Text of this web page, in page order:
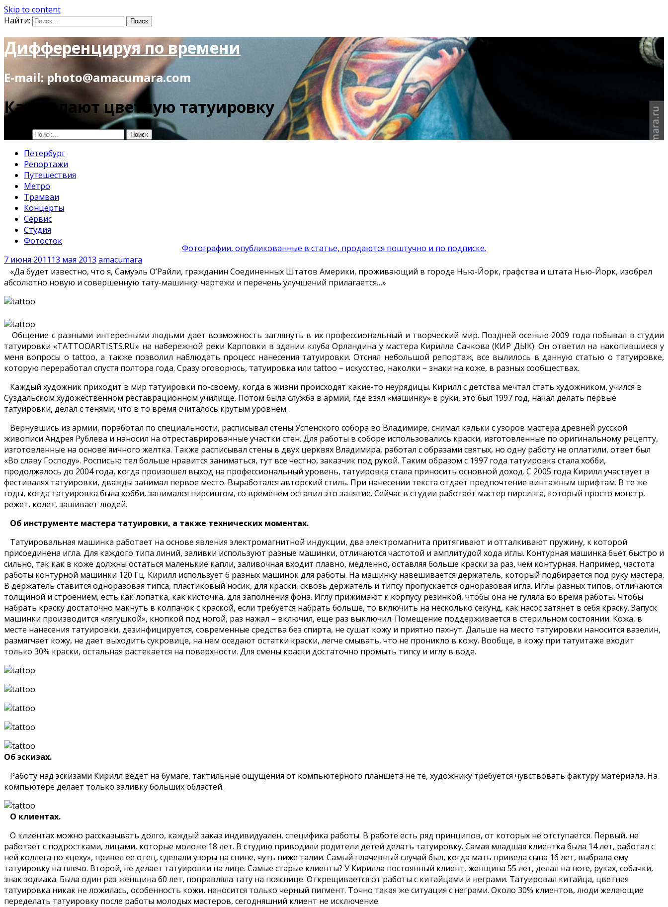
Skip to content
Найти:
Дифференцируя по времени
E-mail: photo@amacumara.com
Как делают цветную татуировку
Петербург
Репортажи
Путешествия
Метро
Трамваи
Концерты
Сервис
Студия
Фотосток
7 июня 2011 13 мая 2013 amacumara
Фотографии, опубликованные в статье, продаются поштучно и по подписке.
«Да будет известно, что я, Самуэль О’Райли, гражданин Соединенных Штатов Америки, проживающий в городе Нью-Йорк, графства и штата Нью-Йорк, изобрел
абсолютно новую и совершенную тату-машинку: чертежи и перечень улучшений прилагается…»
Общение с разными интересными людьми дает возможность заглянуть в их профессиональный и творческий мир. Поздней осенью 2009 года побывал в студии
татуировки «TATTOOARTISTS.RU» на набережной реки Карповки в здании клуба Орландина у мастера Кирилла Сачкова (КИР ДЫК). Он ответил на накопившиеся у
меня вопросы о tattoo, а также позволил наблюдать процесс нанесения татуировки. Отснял небольшой репортаж, все вылилось в данную статью о татуировке,
которую переработал спустя полтора года. Сразу оговорюсь, татуировка или tattoo – искусство, наколки – знаки на коже, в разных сообществах.
Каждый художник приходит в мир татуировки по-своему, когда в жизни происходят какие-то неурядицы. Кирилл с детства мечтал стать художником, учился в
Суздальском художественном реставрационном училище. Потом была служба в армии, где взял «машинку» в руки, это был 1997 год, начал делать первые
татуировки, делал с тенями, что в то время считалось крутым уровнем.
Вернувшись из армии, поработал по специальности, расписывал стены Успенского собора во Владимире, снимал кальки с узоров мастера древней русской
живописи Андрея Рублева и наносил на отреставрированные участки стен. Для работы в соборе использовались краски, изготовленные по оригинальному рецепту,
изготовленные на основе яичного желтка. Также расписывал стены в двух церквях Владимира, работал с образами святых, но одну работу не оплатили, ответ был
«Во славу Господу». Росписью тел больше нравится заниматься, тут все честно, заказчик под рукой. Таким образом с 1997 года татуировка стала хобби,
продолжалось до 2004 года, когда произошел выход на профессиональный уровень, татуировка стала приносить основной доход. С 2005 года Кирилл участвует в
фестивалях татуировки, дважды занимал первое место. Выработался авторский стиль. При нанесении текста отдает предпочтение винтажным шрифтам. В те же
годы, когда татуировка была хобби, занимался пирсингом, со временем оставил это занятие. Сейчас в студии работает мастер пирсинга, который просто монстр,
режет, колет, зашивает людей.
Об инструменте мастера татуировки, а также технических моментах.
Татуировальная машинка работает на основе явления электромагнитной индукции, два электромагнита притягивают и отталкивают пружину, к которой
присоединена игла. Для каждого типа линий, заливки используют разные машинки, отличаются частотой и амплитудой хода иглы. Контурная машинка бьет быстро и
сильно, так как в коже должны остаться маленькие капли, заливочная входит плавно, медленно, оставляя больше краски за раз, чем контурная. Например, частота
работы контурной машинки 120 Гц. Кирилл использует 6 разных машинок для работы. На машинку навешивается держатель, который подбирается под руку мастера.
В держатель ставится одноразовая типса, пластиковый носик, для краски, сквозь держатель и типсу пропускается одноразовая игла. Иглы разных типов, отличаются
толщиной и строением, есть как лопатка, как кисточка, для заполнения фона. Иглу прижимают к корпусу резинкой, чтобы она не гуляла во время работы. Чтобы
набрать краску достаточно макнуть в колпачок с краской, если требуется набрать больше, то включить на несколько секунд, как насос затянет в себя краску. Запуск
машинки производится «лягушкой», кнопкой под ногой, раз нажал – включил, еще раз выключил. Помещение поддерживается в стерильном состоянии. Кожа, в
месте нанесения татуировки, дезинфицируется, современные средства без спирта, не сушат кожу и приятно пахнут. Дальше на место татуировки наносится вазелин,
размягчает кожу, не дает выходить сукровице, на нем оседают остатки краски, легче смывать, что не проникло в кожу. Вообще, в кожу при татуитаже входит
только 30% краски, остальная растекается на поверхности. Для смены краски достаточно промыть типсу и иглу в воде.
Об эскизах.
Работу над эскизами Кирилл ведет на бумаге, тактильные ощущения от компьютерного планшета не те, художнику требуется чувствовать фактуру материала. На
компьютере делает только заливку больших областей.
О клиентах.
О клиентах можно рассказывать долго, каждый заказ индивидуален, специфика работы. В работе есть ряд принципов, от которых не отступается. Первый, не
работает с подростками, лицами, которые моложе 18 лет. В студию приводили родители детей делать татуировку. Самая младшая клиентка была 14 лет, работал с
ней коллега по «цеху», привел ее отец, сделали узоры на спине, чуть ниже талии. Самый плачевный случай был, когда мать привела сына 16 лет, выбрала ему
татуировку на плечо. Второй, не делает татуировки на лице. Самые старые клиенты? У Кирилла постоянный клиент, женщина 55 лет, делал на ноге, руках, собачки,
знак зодиака. Была один раз женщина 60 лет, поправляла тату на пояснице. Открещивается от работы с китайцами и неграми. Татуировал китайца, цветная
татуировка никак не ложилась, особенность кожи, наносится только черный пигмент. Точно такая же ситуация с неграми. Около 30% клиентов, люди желающие
переделать татуировку после работы молодых мастеров, сегодняшний клиент не исключение.